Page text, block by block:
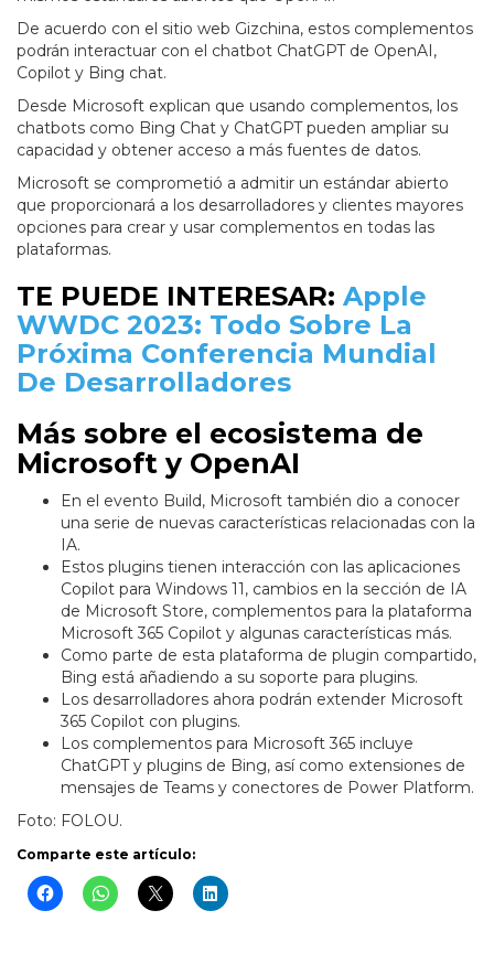
De acuerdo con el sitio web Gizchina, estos complementos
podrán interactuar con el chatbot ChatGPT de OpenAI,
Copilot y Bing chat.
Desde Microsoft explican que usando complementos, los
chatbots como Bing Chat y ChatGPT pueden ampliar su
capacidad y obtener acceso a más fuentes de datos.
Microsoft se comprometió a admitir un estándar abierto
que proporcionará a los desarrolladores y clientes mayores
opciones para crear y usar complementos en todas las
plataformas.
TE PUEDE INTERESAR: Apple
WWDC 2023: Todo Sobre La
Próxima Conferencia Mundial
De Desarrolladores
Más sobre el ecosistema de
Microsoft y OpenAI
En el evento Build, Microsoft también dio a conocer
una serie de nuevas características relacionadas con la
IA.
Estos plugins tienen interacción con las aplicaciones
Copilot para Windows 11, cambios en la sección de IA
de Microsoft Store, complementos para la plataforma
Microsoft 365 Copilot y algunas características más.
Como parte de esta plataforma de plugin compartido,
Bing está añadiendo a su soporte para plugins.
Los desarrolladores ahora podrán extender Microsoft
365 Copilot con plugins.
Los complementos para Microsoft 365 incluye
ChatGPT y plugins de Bing, así como extensiones de
mensajes de Teams y conectores de Power Platform.
Foto: FOLOU.
Comparte este artículo: